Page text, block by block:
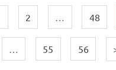
2 48
55 56